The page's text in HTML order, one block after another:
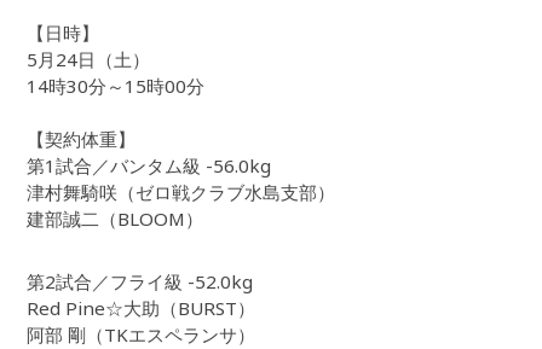
【日時】
5月24日（土）
14時30分～15時00分
【契約体重】
第1試合／バンタム級 -56.0kg
津村舞騎咲（ゼロ戦クラブ水島支部）
建部誠二（BLOOM）
第2試合／フライ級 -52.0kg
Red Pine☆大助（BURST）
阿部 剛（TKエスペランサ）